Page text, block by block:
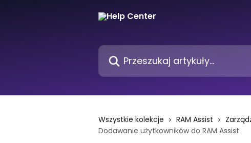
Przeszukaj artykuły...
Wszystkie kolekcje RAM Assist
Dodawanie użytkowników do RAM Assist